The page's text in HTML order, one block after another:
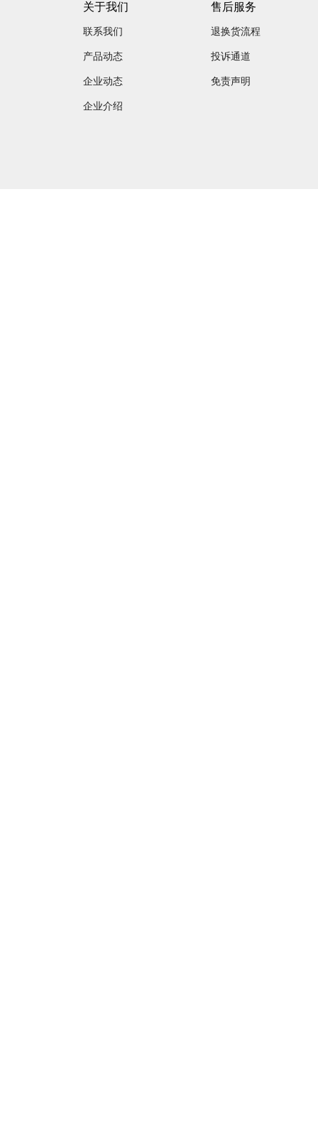
关于我们
联系我们
产品动态
企业动态
企业介绍
售后服务
退换货流程
投诉通道
免责声明